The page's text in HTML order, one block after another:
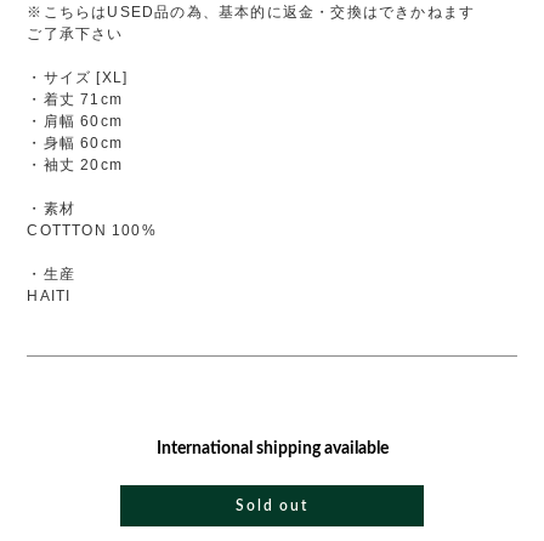
※こちらはUSED品の為、基本的に返金・交換はできかねます
ご了承下さい
・サイズ [XL]
・着丈 71cm
・肩幅 60cm
・身幅 60cm
・袖丈 20cm
・素材
COTTTON 100%
・生産
HAITI
International shipping available
Sold out